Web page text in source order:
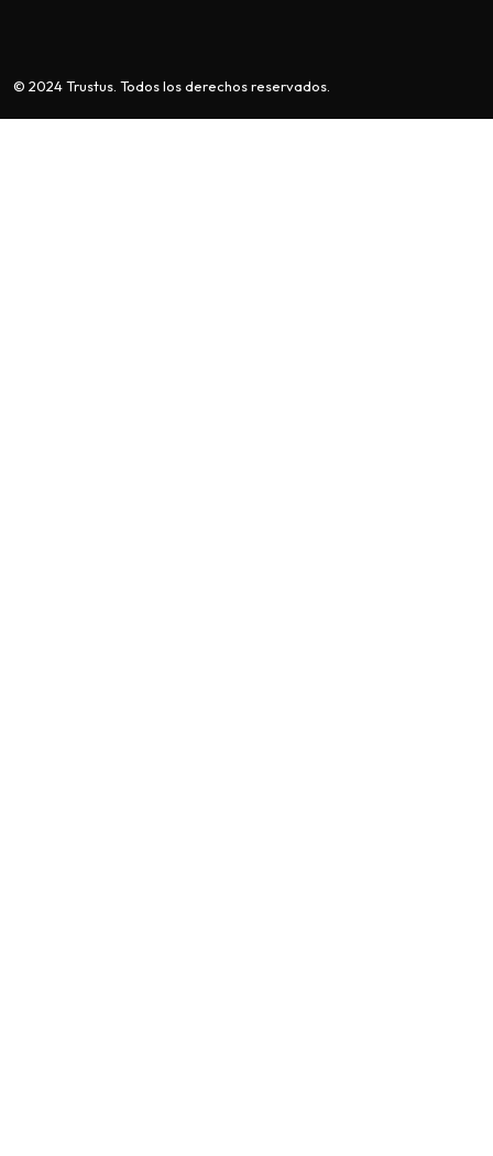
© 2024 Trustus. Todos los derechos reservados.